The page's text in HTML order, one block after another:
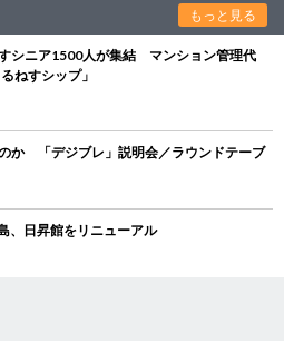
もっと見る
すシニア1500人が集結 マンション管理代
ねすシップ」
か 「デジブレ」説明会／ラウンドテーブ
日昇館をリニューアル